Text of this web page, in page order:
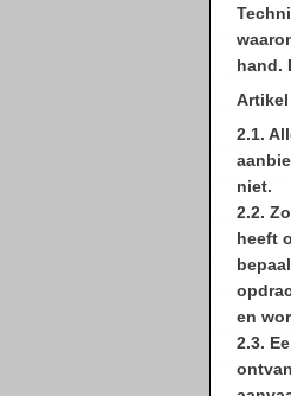
hand.
2.1.
niet.
2.2.
heeft
en
2.3.